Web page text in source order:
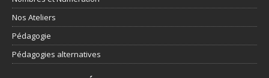
Nos Ateliers
Pédagogie
Pédagogies alternatives